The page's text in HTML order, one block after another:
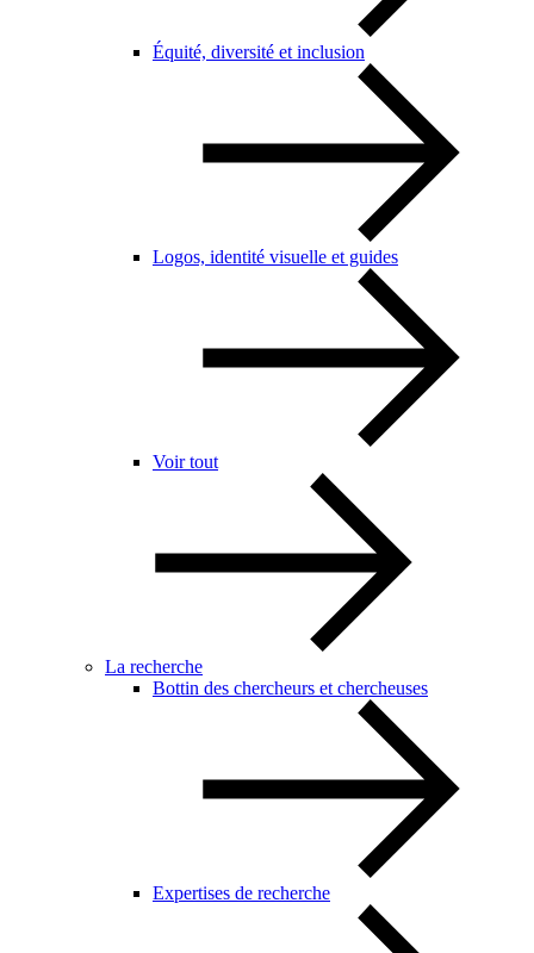
Équité, diversité et inclusion
Logos, identité visuelle et guides
Voir tout
La recherche
Bottin des chercheurs et chercheuses
Expertises de recherche